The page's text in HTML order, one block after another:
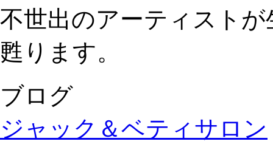
不世出のアーティスト
甦ります。
ブログ
ジャック＆ベティサロン